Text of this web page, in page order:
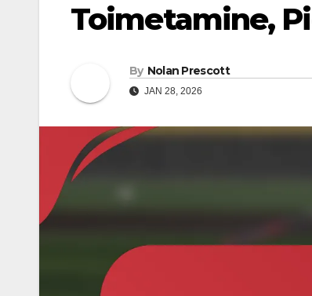
Toimetamine,
By Nolan Prescott
JAN 28, 2026